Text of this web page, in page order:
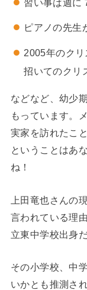
習い事は週に
ピアノの先生
2005年のク
招いてのクリ
などなど、幼少
もっています。
実家を訪れたこ
ということはあ
ね！
上田竜也さんの
言われている理
立東中学校出身
その小学校、中
いかとも推測さ